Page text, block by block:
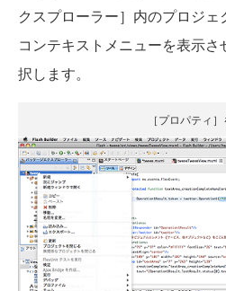
クスプローラー］内のプロジ
コンテキストメニューを表示
択します。
［プロパティ